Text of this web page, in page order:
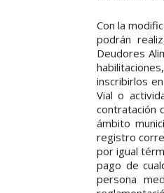
Con la
podrán
Deudores
inscribirlos
Vial o
contratación
ámbito
registro
por igual
pago de
persona